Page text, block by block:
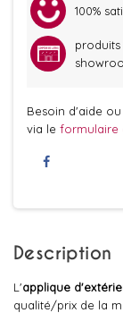
100%
produits
Besoin d'aide
via le formulaire
Description
L'applique
qualité/prix de la